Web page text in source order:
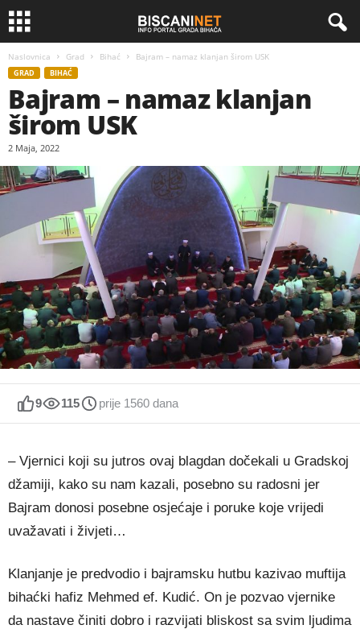
Naslovnica Grad Bihać Bajram – namaz klanjan širom USK
GRAD BIHAĆ
Bajram – namaz klanjan
širom USK
2 Maja, 2022
9 115 prije 1560 dana
– Vjernici koji su jutros ovaj blagdan dočekali u Gradskoj
džamiji, kako su nam kazali, posebno su radosni jer
Bajram donosi posebne osjećaje i poruke koje vrijedi
uvažavati i živjeti…
Klanjanje je predvodio i bajramsku hutbu kazivao muftija
bihaćki hafiz Mehmed ef. Kudić. On je pozvao vjernike
da nastave činiti dobro i razvijati bliskost sa svim ljudima